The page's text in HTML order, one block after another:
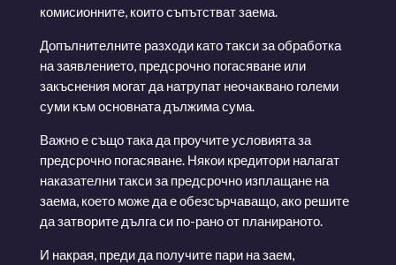
комисионните, които съпътстват заема.
Допълнителните разходи като такси за обработка
на заявлението, предсрочно погасяване или
закъснения могат да натрупат неочаквано големи
суми към основната дължима сума.
Важно е също така да проучите условията за
предсрочно погасяване. Някои кредитори налагат
наказателни такси за предсрочно изплащане на
заема, което може да е обезсърчаващо, ако решите
да затворите дълга си по-рано от планираното.
И накрая, преди да получите пари на заем,